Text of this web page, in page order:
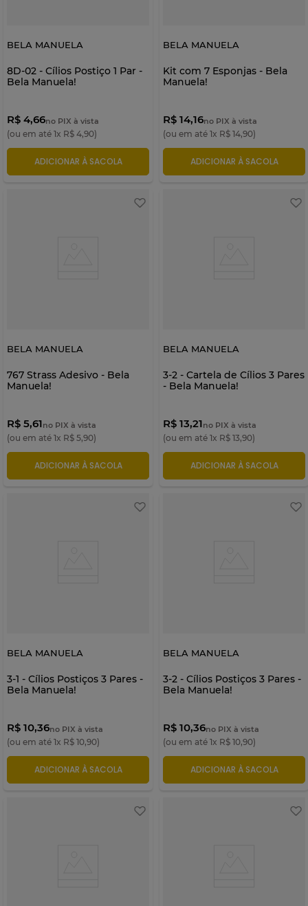
BELA MANUELA
8D-02 - Cílios Postiço 1 Par -
Bela Manuela!
R$ 4,66no PIX à vista
(ou em até 1x R$ 4,90)
ADICIONAR À SACOLA
BELA MANUELA
Kit com 7 Esponjas - Bela
Manuela!
R$ 14,16no PIX à vista
(ou em até 1x R$ 14,90)
ADICIONAR À SACOLA
BELA MANUELA
767 Strass Adesivo - Bela
Manuela!
R$ 5,61no PIX à vista
(ou em até 1x R$ 5,90)
ADICIONAR À SACOLA
BELA MANUELA
3-2 - Cartela de Cílios 3 Pares
- Bela Manuela!
R$ 13,21no PIX à vista
(ou em até 1x R$ 13,90)
ADICIONAR À SACOLA
BELA MANUELA
3-1 - Cílios Postiços 3 Pares -
Bela Manuela!
R$ 10,36no PIX à vista
(ou em até 1x R$ 10,90)
ADICIONAR À SACOLA
BELA MANUELA
3-2 - Cílios Postiços 3 Pares -
Bela Manuela!
R$ 10,36no PIX à vista
(ou em até 1x R$ 10,90)
ADICIONAR À SACOLA